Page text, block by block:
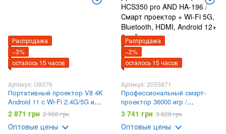
Распродажа
−3%
осталось 15 часов
Артикул: G9376
Портативный проектор V8 4K
Android 11 с Wi-Fi 2.4G/5G и
Bluetooth 5.0
2 871 грн 2 958 грн
Оптовые цены
Распродажа
−2%
осталось 15 часов
Артикул: 2055871
Профессиональный смарт-
проектор 36000 игр /
Домашний кинотеатр HCS350
pro AND HA-196 / Смарт
проектор + Wi-Fi 5G,
3 741 грн 3 828 грн
Оптовые цены